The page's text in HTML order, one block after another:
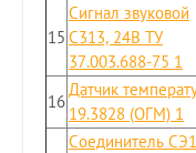
15
Сигнал звуковой
С313, 24В ТУ
37.003.688-75 1
16
Датчик
19.3828 (ОГМ) 1
Соединитель